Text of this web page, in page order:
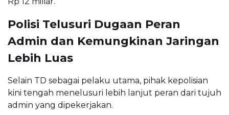
Polisi Telusuri Dugaan Peran
Admin dan Kemungkinan Jaringan
Lebih Luas
Selain TD sebagai pelaku utama, pihak kepolisian
kini tengah menelusuri lebih lanjut peran dari tujuh
admin yang dipekerjakan.